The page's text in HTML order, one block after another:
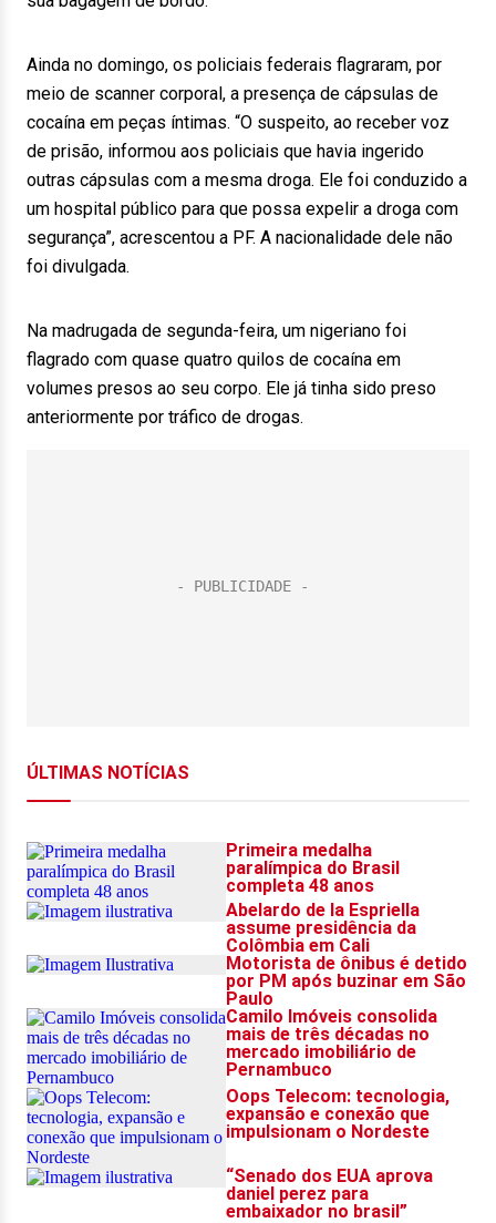
Ainda no domingo, os policiais federais flagraram, por
meio de scanner corporal, a presença de cápsulas de
cocaína em peças íntimas. “O suspeito, ao receber voz
de prisão, informou aos policiais que havia ingerido
outras cápsulas com a mesma droga. Ele foi conduzido a
um hospital público para que possa expelir a droga com
segurança”, acrescentou a PF. A nacionalidade dele não
foi divulgada.
Na madrugada de segunda-feira, um nigeriano foi
flagrado com quase quatro quilos de cocaína em
volumes presos ao seu corpo. Ele já tinha sido preso
anteriormente por tráfico de drogas.